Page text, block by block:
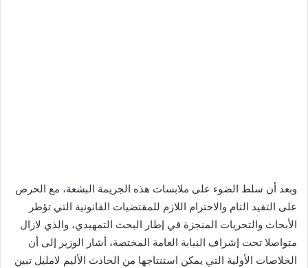
وبعد أن سلط الضوء على ملابسات هذه الجريمة البشعة، مع الحرص
على التقيد التام والاحترام اللازم للمقتضيات القانونية التي تؤطر
الأبحاث والتحريات المنجزة في إطار البحث التمهيدي، والذي لازال
متواصلا تحت إشراف النيابة العامة المختصة، أشار الوزير إلى أن
الخلاصات الأولية التي يمكن استنتاجها من الحادث الأليم لامليل تبين